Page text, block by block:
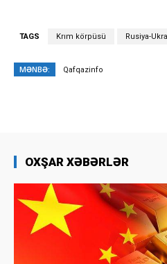
TAGS Krım körpüsü Rusiya-
MƏNBƏ: Qafqazinfo
OXŞAR XƏBƏRLƏR